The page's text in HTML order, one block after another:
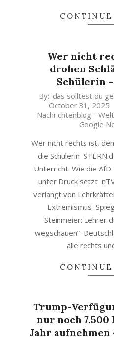
Wer nicht
drohen
Schülerin –
2025-
31
By: das solltest du
October 31, 2025
Nachrichtenblog -
Google
Wer nicht rechts ist,
die Schülerin
Unterricht: Wie die
unter Druck setzt
verlangt von
Extremismus
Steinmeier: Lehrer
wegschauen”
alle rechts
Trump-
nur noch
Jahr aufnehmen